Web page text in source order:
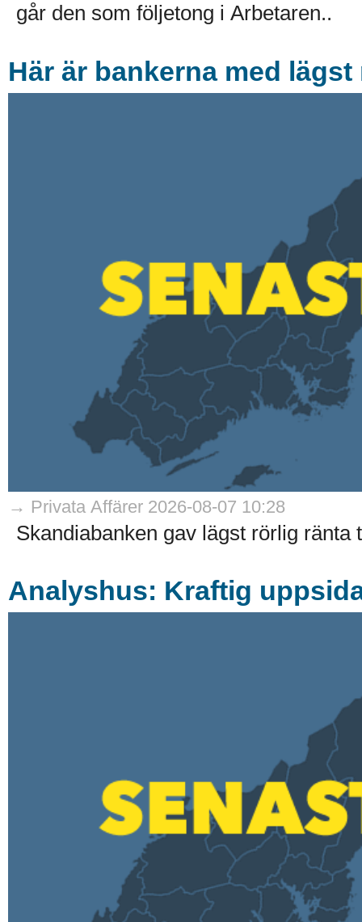
går den som följetong i Arbetaren..
Här är bankerna med
→ Privata Affärer 2026-08-07 10:28
Skandiabanken gav lägst rörlig ränta
Analyshus: Kraftig